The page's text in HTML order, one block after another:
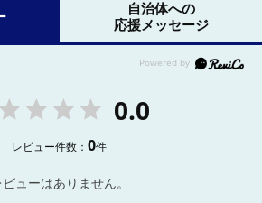
自治体への
応援メッセージ
0.0
レビュー件数：0件
ビューはありません。